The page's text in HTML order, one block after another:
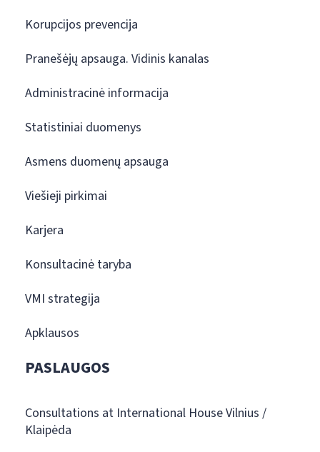
Korupcijos prevencija
Pranešėjų apsauga. Vidinis kanalas
Administracinė informacija
Statistiniai duomenys
Asmens duomenų apsauga
Viešieji pirkimai
Karjera
Konsultacinė taryba
VMI strategija
Apklausos
PASLAUGOS
Consultations at International House Vilnius /
Klaipėda